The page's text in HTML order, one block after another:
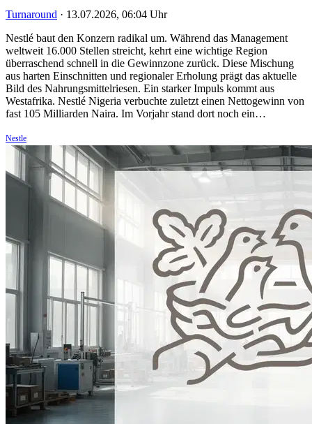
Turnaround · 13.07.2026, 06:04 Uhr
Nestlé baut den Konzern radikal um. Während das Management
weltweit 16.000 Stellen streicht, kehrt eine wichtige Region
überraschend schnell in die Gewinnzone zurück. Diese Mischung
aus harten Einschnitten und regionaler Erholung prägt das aktuelle
Bild des Nahrungsmittelriesen. Ein starker Impuls kommt aus
Westafrika. Nestlé Nigeria verbuchte zuletzt einen Nettogewinn von
fast 105 Milliarden Naira. Im Vorjahr stand dort noch ein…
Nestle